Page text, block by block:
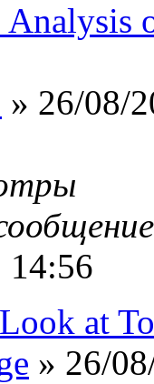
» 26/08/
14:56
at
» 26/